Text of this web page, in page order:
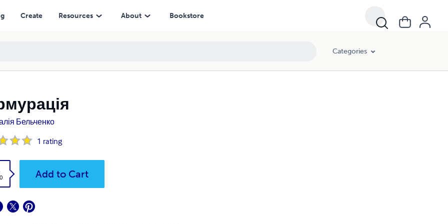
Create Resources About Bookstore
Categories
Бельченко
1 rating
Add to Cart